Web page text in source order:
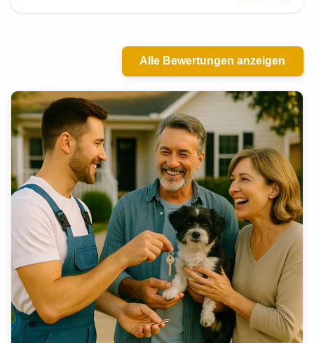
Alle Bewertungen anzeigen